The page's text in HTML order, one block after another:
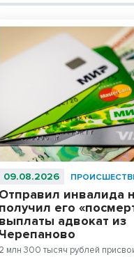
09.08.2026
Отправил инвалида
получил его
выплаты адвокат из
Черепаново
2 млн 300 тысяч рублей